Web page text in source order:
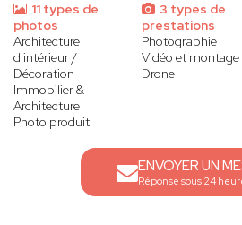
11 types de
photos
Architecture
d'intérieur /
Décoration
Immobilier &
Architecture
Photo produit
3 types de
prestations
Photographie
Vidéo et montage
Drone
ENVOYER UN
Réponse sous 24